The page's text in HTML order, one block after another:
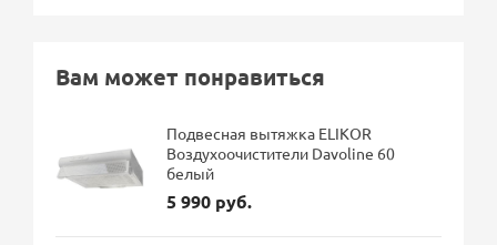
Вам может понравиться
Подвесная вытяжка ELIKOR
Воздухоочистители Davoline 60
белый
5 990 руб.